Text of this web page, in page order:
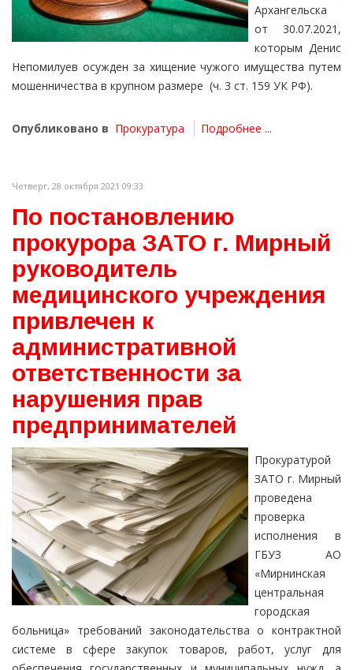
Архангельска
от 30.07.2021,
которым Денис
Непомилуев осужден за хищение чужого имущества путем
мошенничества в крупном размере (ч. 3 ст. 159 УК РФ).
Опубликовано в Прокуратура Подробнее ...
Четверг, 28 октября 2021 09:33
По постановлению
прокурора ЗАТО г. Мирный
руководитель
медицинского учреждения
привлечен к
административной
ответственности за
нарушения прав
предпринимателей
Прокуратурой
ЗАТО г. Мирный
проведена
проверка
исполнения в
ГБУЗ АО
«Мирнинская
центральная
городская
больница» требований законодательства о контрактной
системе в сфере закупок товаров, работ, услуг для